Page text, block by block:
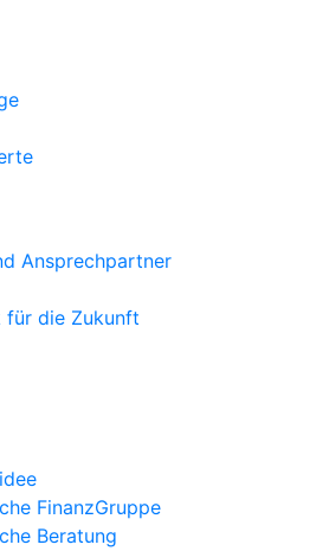
Ansprechpartner
für die Zukunft
FinanzGruppe
Beratung